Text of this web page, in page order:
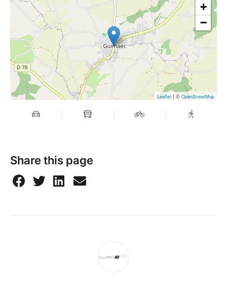
+
−
Leaflet | © OpenStreetMap
Share this page